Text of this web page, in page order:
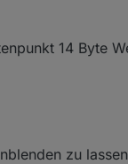
14 Byte
zu